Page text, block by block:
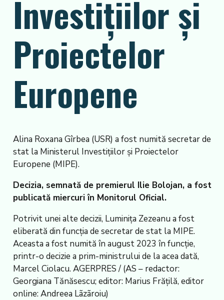
Investițiilor și
Proiectelor
Europene
Alina Roxana Gîrbea (USR) a fost numită secretar de
stat la Ministerul Investițiilor și Proiectelor
Europene (MIPE).
Decizia, semnată de premierul Ilie Bolojan, a fost
publicată miercuri în Monitorul Oficial.
Potrivit unei alte decizii, Luminița Zezeanu a fost
eliberată din funcția de secretar de stat la MIPE.
Aceasta a fost numită în august 2023 în funcție,
printr-o decizie a prim-ministrului de la acea dată,
Marcel Ciolacu. AGERPRES / (AS – redactor:
Georgiana Tănăsescu; editor: Marius Frățilă, editor
online: Andreea Lãzãroiu)